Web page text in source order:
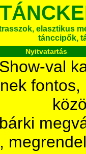
elasztikus
tánccipők,
Nyitvatartás
val
,